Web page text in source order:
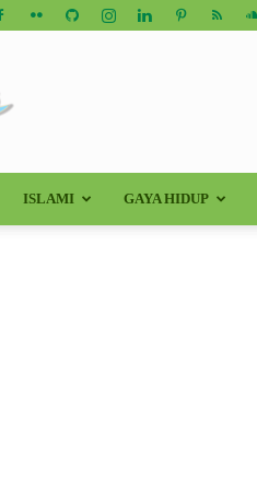
ISLAMI GAYA HIDUP